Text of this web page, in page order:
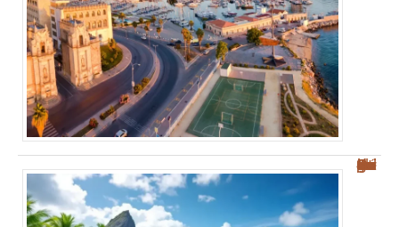
Découvrez les plages des Salines : votre guide sur Sainte-Anne